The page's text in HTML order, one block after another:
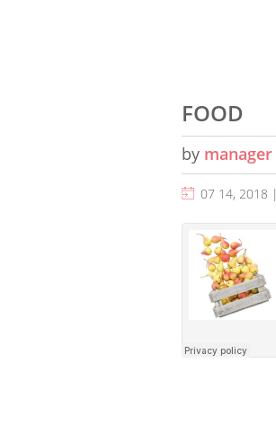
FOOD
by manager
07 14, 2018 |